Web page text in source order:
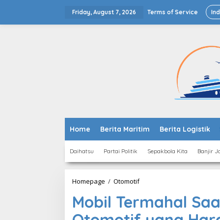
Friday, August 7, 2026 Terms of Service
Home Berita Maritim Berita Logistik
Daihatsu Partai Politik Sepakbola Kita Banjir
Homepage / OtomotifMobil
Saat
Ini,
Deretan
Mobil Termahal